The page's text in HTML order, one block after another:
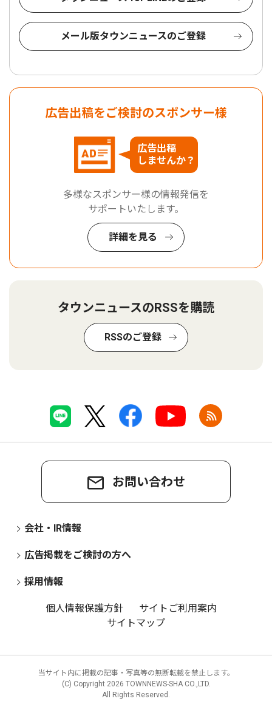
メール版タウンニュースのご登録
広告出稿をご検討のスポンサー様
広告出稿
しませんか？
多様なスポンサー様の情報発信を
サポートいたします。
詳細を見る
タウンニュースのRSSを購読
RSSのご登録
お問い合わせ
会社・IR情報
広告掲載をご検討の方へ
採用情報
個人情報保護方針
サイトご利用案内
サイトマップ
当サイト内に掲載の記事・写真等の無断転載を禁止します。
(C) Copyright 2026 TOWNNEWS-SHA CO.,LTD.
All Rights Reserved.